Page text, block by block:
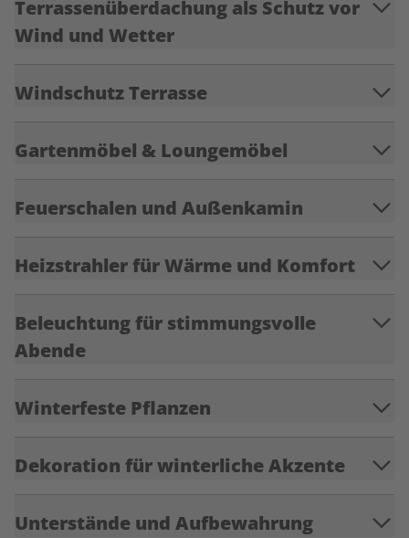
Terrassenüberdachung als Schutz vor
Wind und Wetter
Windschutz Terrasse
Gartenmöbel & Loungemöbel
Feuerschalen und Außenkamin
Heizstrahler für Wärme und Komfort
Beleuchtung für stimmungsvolle
Abende
Winterfeste Pflanzen
Dekoration für winterliche Akzente
Unterstände und Aufbewahrung